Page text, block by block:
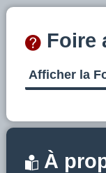
Foire
Afficher la
À